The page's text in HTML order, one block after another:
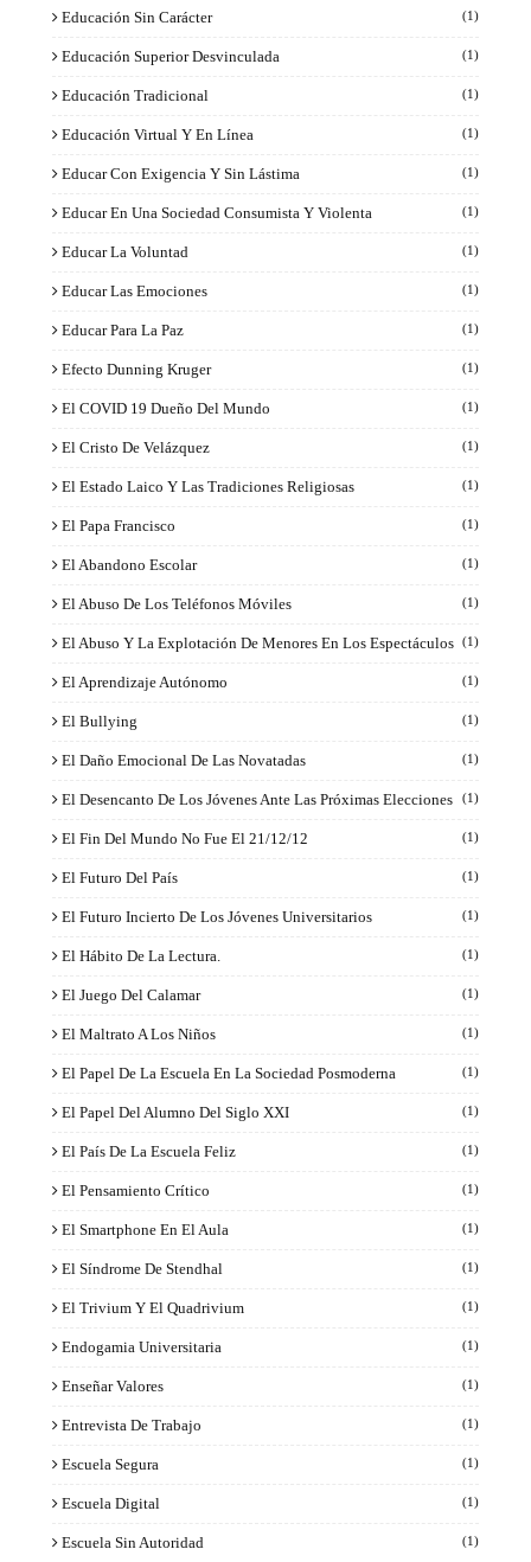
Educación Sin Carácter (1)
Educación Superior Desvinculada (1)
Educación Tradicional (1)
Educación Virtual Y En Línea (1)
Educar Con Exigencia Y Sin Lástima (1)
Educar En Una Sociedad Consumista Y Violenta (1)
Educar La Voluntad (1)
Educar Las Emociones (1)
Educar Para La Paz (1)
Efecto Dunning Kruger (1)
El COVID 19 Dueño Del Mundo (1)
El Cristo De Velázquez (1)
El Estado Laico Y Las Tradiciones Religiosas (1)
El Papa Francisco (1)
El Abandono Escolar (1)
El Abuso De Los Teléfonos Móviles (1)
El Abuso Y La Explotación De Menores En Los Espectáculos (1)
El Aprendizaje Autónomo (1)
El Bullying (1)
El Daño Emocional De Las Novatadas (1)
El Desencanto De Los Jóvenes Ante Las Próximas Elecciones (1)
El Fin Del Mundo No Fue El 21/12/12 (1)
El Futuro Del País (1)
El Futuro Incierto De Los Jóvenes Universitarios (1)
El Hábito De La Lectura. (1)
El Juego Del Calamar (1)
El Maltrato A Los Niños (1)
El Papel De La Escuela En La Sociedad Posmoderna (1)
El Papel Del Alumno Del Siglo XXI (1)
El País De La Escuela Feliz (1)
El Pensamiento Crítico (1)
El Smartphone En El Aula (1)
El Síndrome De Stendhal (1)
El Trivium Y El Quadrivium (1)
Endogamia Universitaria (1)
Enseñar Valores (1)
Entrevista De Trabajo (1)
Escuela Segura (1)
Escuela Digital (1)
Escuela Sin Autoridad (1)